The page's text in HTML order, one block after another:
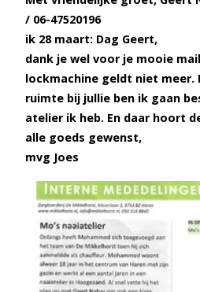
/ 06-47520196
ik 28 maart: Dag Geert,
dank je wel voor je mooie
lockmachine geldt niet meer.
ruimte bij jullie ben ik gaan
atelier ik heb. En daar hoort
alle goeds gewenst,
mvg Joes